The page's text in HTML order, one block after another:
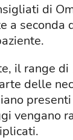
di
a seconda
il range
delle
vengano